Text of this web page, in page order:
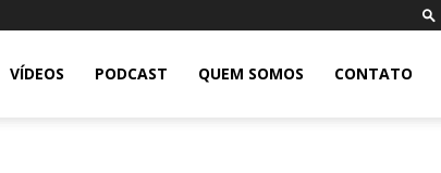
VÍDEOS PODCAST QUEM SOMOS CONTATO